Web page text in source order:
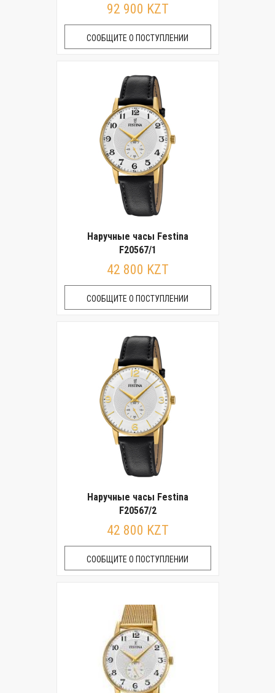
92 900 KZT
СООБЩИТЕ О ПОСТУПЛЕНИИ
Наручные часы Festina
F20567/1
42 800 KZT
СООБЩИТЕ О ПОСТУПЛЕНИИ
Наручные часы Festina
F20567/2
42 800 KZT
СООБЩИТЕ О ПОСТУПЛЕНИИ